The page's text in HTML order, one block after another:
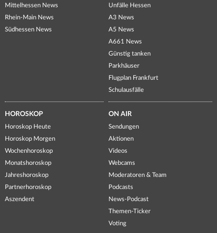
Mittelhessen News
Rhein-Main News
Südhessen News
Unfälle Hessen
A3 News
A5 News
A661 News
Günstig tanken
Parkhäuser
Flugplan Frankfurt
Schulausfälle
HOROSKOP
Horoskop Heute
Horoskop Morgen
Wochenhoroskop
Monatshoroskop
Jahreshoroskop
Partnerhoroskop
Aszendent
ON AIR
Sendungen
Aktionen
Videos
Webcams
Moderatoren & Team
Podcasts
News-Podcast
Themen-Ticker
Voting